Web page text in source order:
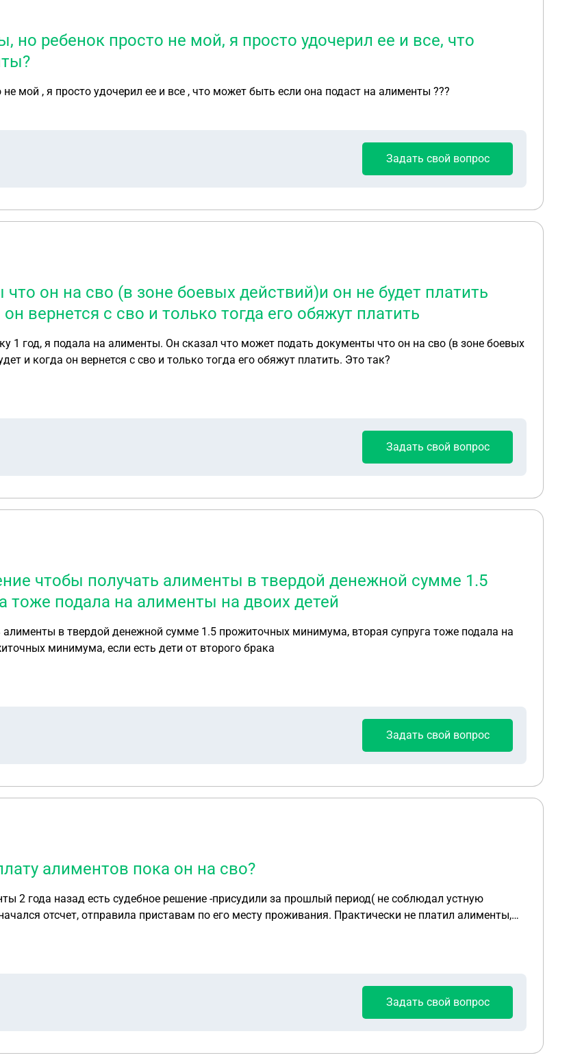
ребенок просто не мой, я просто удочерил ее и все, что
мой , я просто удочерил ее и все , что может быть если она подаст на алименты ???
Задать свой вопрос
он на сво (в зоне боевых действий)и он не будет платить
вернется с сво и только тогда его обяжут платить
1 год, я подала на алименты. Он сказал что может подать документы что он на сво (в зоне боевых
и когда он вернется с сво и только тогда его обяжут платить. Это так?
Задать свой вопрос
чтобы получать алименты в твердой денежной сумме 1.5
тоже подала на алименты на двоих детей
в твердой денежной сумме 1.5 прожиточных минимума, вторая супруга тоже подала на
минимума, если есть дети от второго брака
Задать свой вопрос
алиментов пока он на сво?
2 года назад есть судебное решение -присудили за прошлый период( не соблюдал устную
отсчет, отправила приставам по его месту проживания. Практически не платил алименты,
на взыскание алиментов. Могу ли я подать на неустойку за невыплату алиментов пока он
Задать свой вопрос